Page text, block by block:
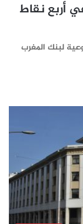
أربع نقاط
لبنك المغرب